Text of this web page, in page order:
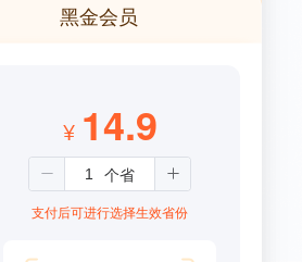
黑金会员
¥ 14.9
支付后可进行选择生效省份